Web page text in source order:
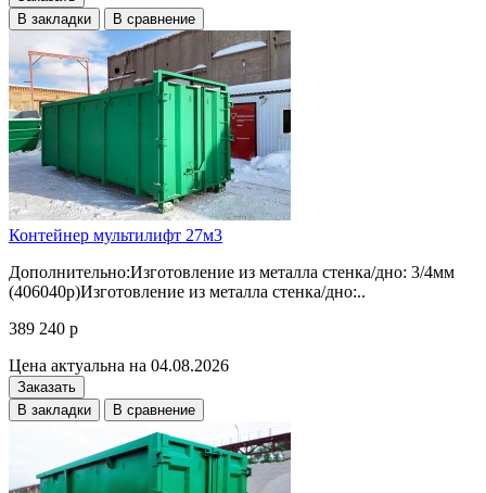
В закладки
В сравнение
Контейнер мультилифт 27м3
Дополнительно:Изготовление из металла стенка/дно: 3/4мм
(406040р)Изготовление из металла стенка/дно:..
389 240 р
Цена актуальна на 04.08.2026
Заказать
В закладки
В сравнение